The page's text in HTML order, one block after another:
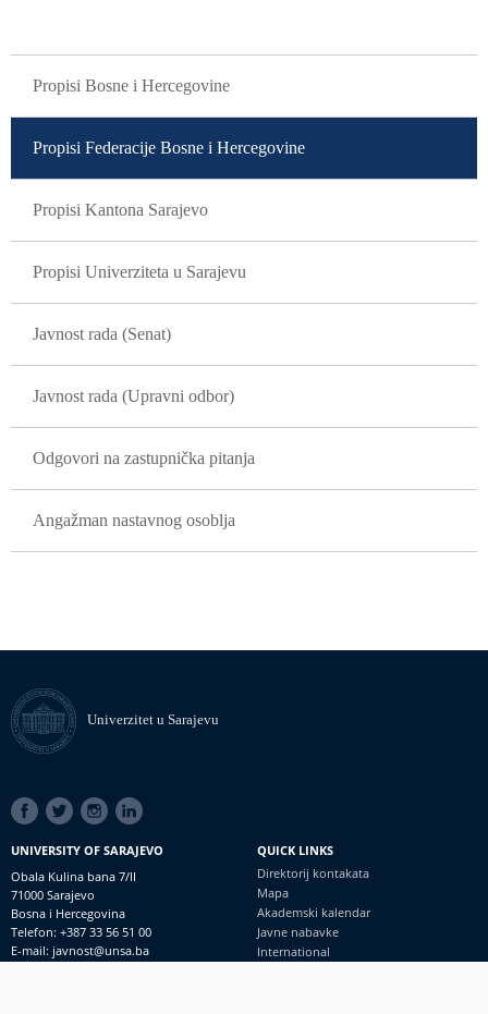
Propisi Bosne i Hercegovine
Propisi Federacije Bosne i Hercegovine
Propisi Kantona Sarajevo
Propisi Univerziteta u Sarajevu
Javnost rada (Senat)
Javnost rada (Upravni odbor)
Odgovori na zastupnička pitanja
Angažman nastavnog osoblja
Univerzitet u Sarajevu
SOCIAL
LINKS
UNIVERSITY OF SARAJEVO
Obala Kulina bana 7/II
71000 Sarajevo
Bosna i Hercegovina
Telefon: +387 33 56 51 00
E-mail: javnost@unsa.ba
QUICK LINKS
Direktorij kontakata
Mapa
Akademski kalendar
Javne nabavke
International